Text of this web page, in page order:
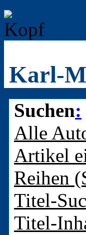
Karl-
Suchen:
Alle
Artikel
Reihen
Titel-
Titel-